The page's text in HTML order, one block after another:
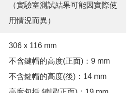
（實驗室測試結果可能因實際使
用情況而異）
306 x 116 mm
不含鍵帽的高度(正面)：9 mm
不含鍵帽的高度(後)：14 mm